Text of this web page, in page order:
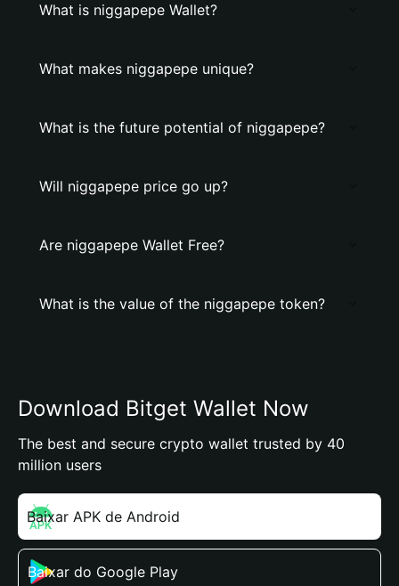
What is niggapepe Wallet?
What makes niggapepe unique?
What is the future potential of niggapepe?
Will niggapepe price go up?
Are niggapepe Wallet Free?
What is the value of the niggapepe token?
Download Bitget Wallet Now
The best and secure crypto wallet trusted by 40
million users
Baixar APK de Android
Baixar do Google Play